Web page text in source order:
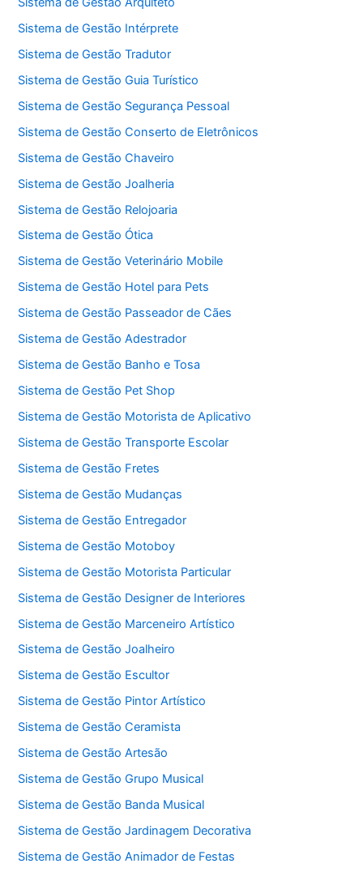
Sistema de Gestão Intérprete
Sistema de Gestão Tradutor
Sistema de Gestão Guia Turístico
Sistema de Gestão Segurança Pessoal
Sistema de Gestão Conserto de Eletrônicos
Sistema de Gestão Chaveiro
Sistema de Gestão Joalheria
Sistema de Gestão Relojoaria
Sistema de Gestão Ótica
Sistema de Gestão Veterinário Mobile
Sistema de Gestão Hotel para Pets
Sistema de Gestão Passeador de Cães
Sistema de Gestão Adestrador
Sistema de Gestão Banho e Tosa
Sistema de Gestão Pet Shop
Sistema de Gestão Motorista de Aplicativo
Sistema de Gestão Transporte Escolar
Sistema de Gestão Fretes
Sistema de Gestão Mudanças
Sistema de Gestão Entregador
Sistema de Gestão Motoboy
Sistema de Gestão Motorista Particular
Sistema de Gestão Designer de Interiores
Sistema de Gestão Marceneiro Artístico
Sistema de Gestão Joalheiro
Sistema de Gestão Escultor
Sistema de Gestão Pintor Artístico
Sistema de Gestão Ceramista
Sistema de Gestão Artesão
Sistema de Gestão Grupo Musical
Sistema de Gestão Banda Musical
Sistema de Gestão Jardinagem Decorativa
Sistema de Gestão Animador de Festas